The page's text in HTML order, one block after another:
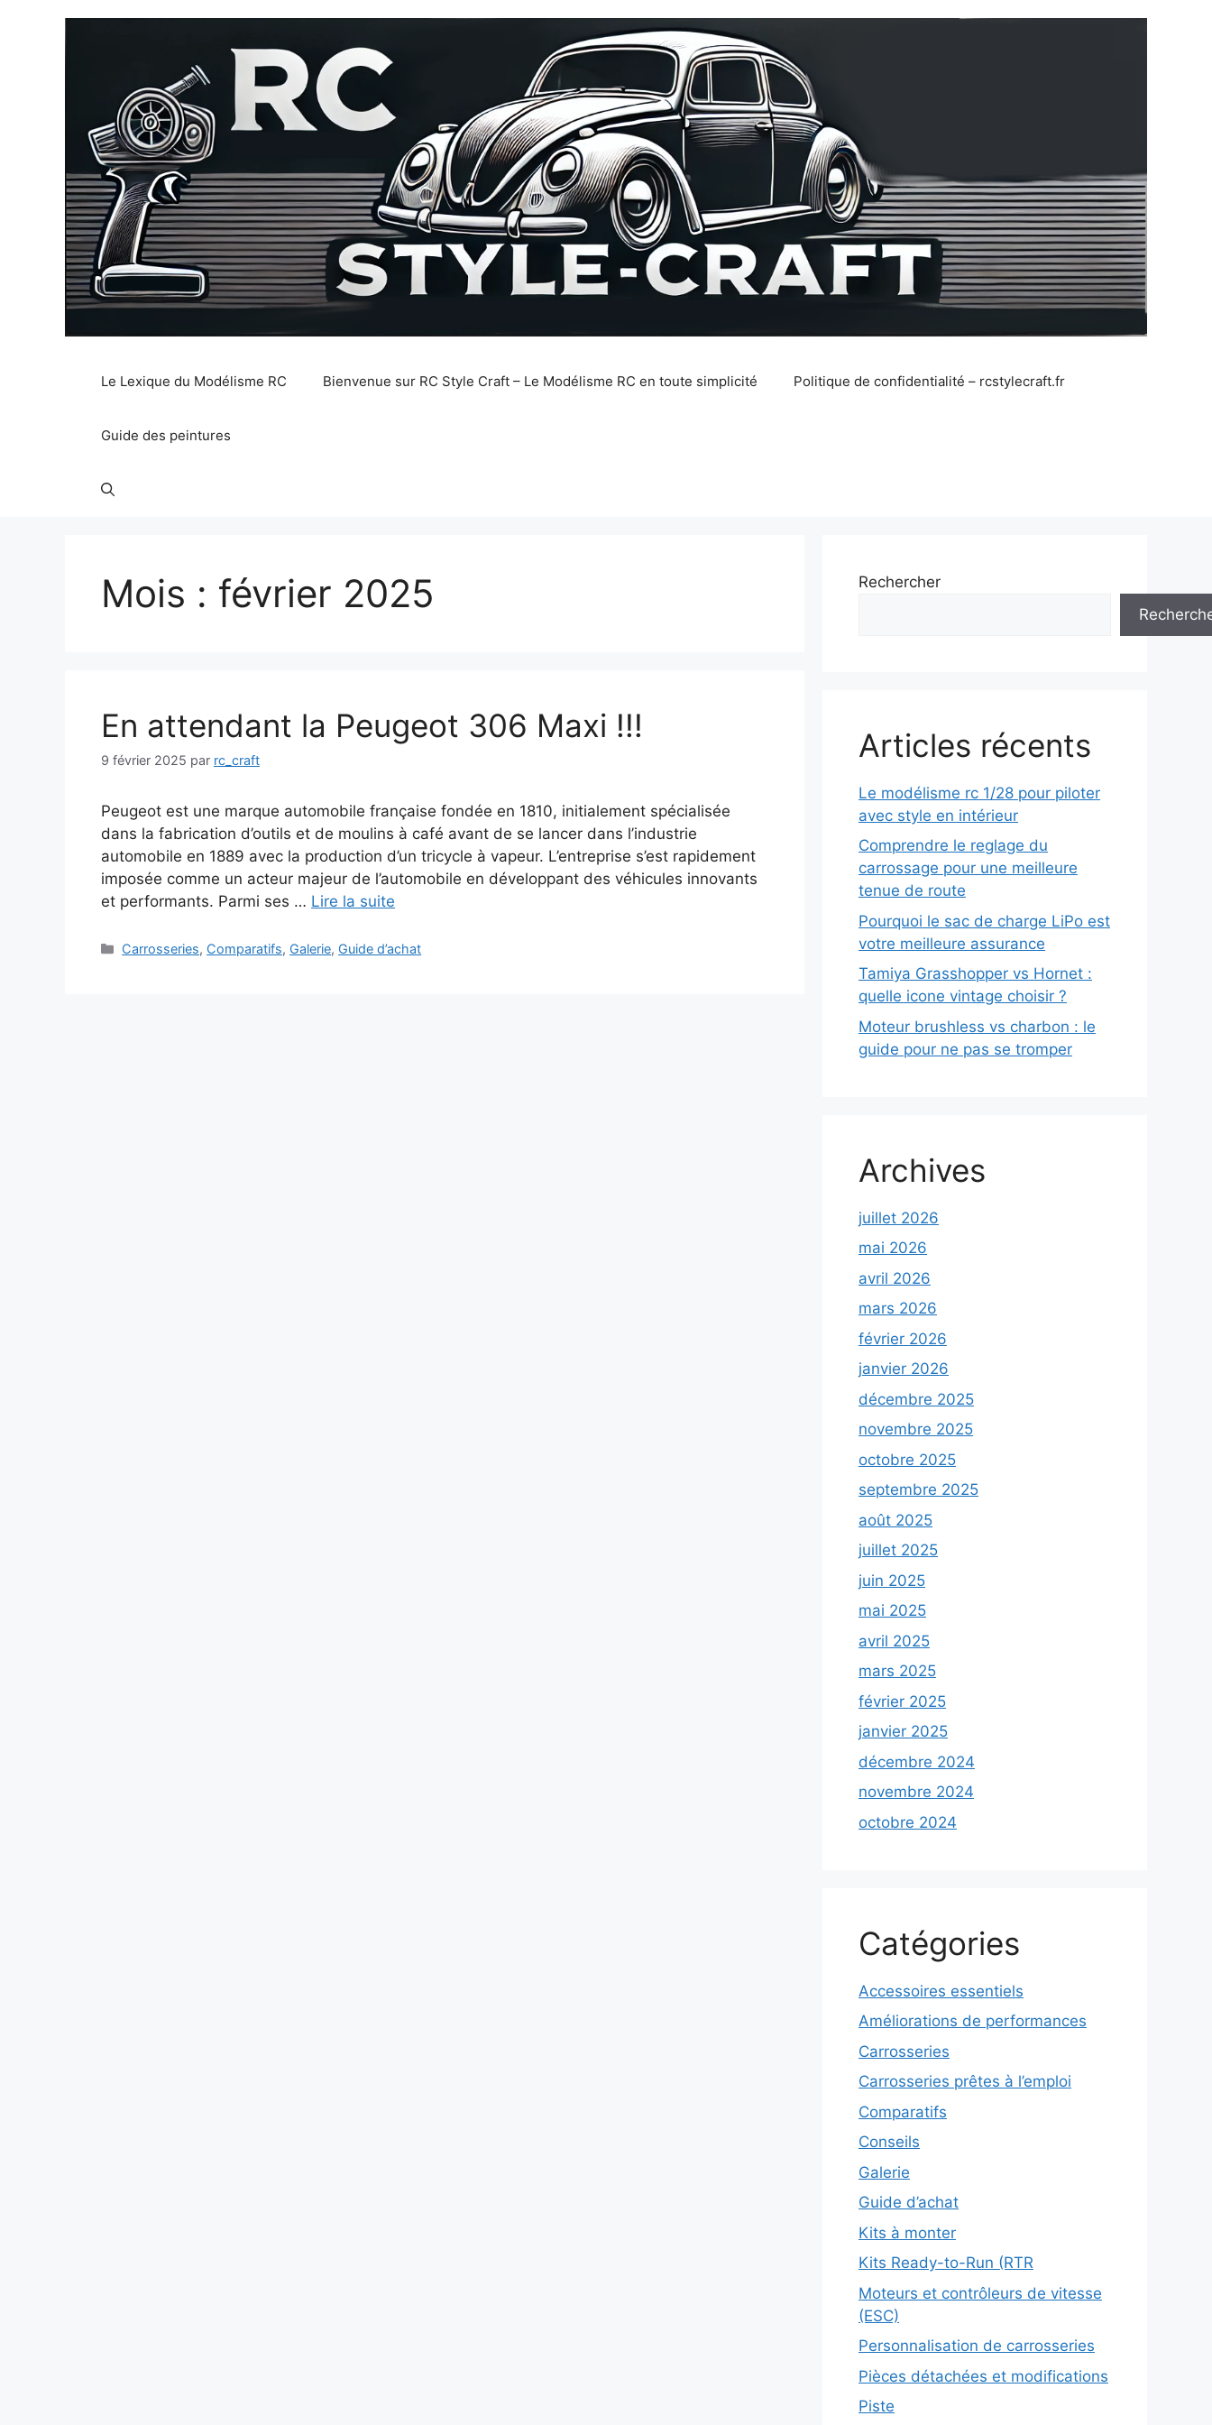
Le Lexique du Modélisme RC Bienvenue sur RC Style Craft – Le Modélisme RC en toute simplicité Politique de confidentialité – rcstylecraft.fr
Guide des peintures
Mois : février 2025
En attendant la Peugeot 306 Maxi !!!
9 février 2025 par rc_craft
Peugeot est une marque automobile française fondée en 1810, initialement spécialisée
dans la fabrication d’outils et de moulins à café avant de se lancer dans l’industrie
automobile en 1889 avec la production d’un tricycle à vapeur. L’entreprise s’est rapidement
imposée comme un acteur majeur de l’automobile en développant des véhicules innovants
et performants. Parmi ses … Lire la suite
Catégories
Carrosseries, Comparatifs, Galerie, Guide d’achat
Rechercher
Articles récents
Le modélisme rc 1/28 pour piloter
avec style en intérieur
Comprendre le reglage du
carrossage pour une meilleure
tenue de route
Pourquoi le sac de charge LiPo est
votre meilleure assurance
Tamiya Grasshopper vs Hornet :
quelle icone vintage choisir ?
Moteur brushless vs charbon : le
guide pour ne pas se tromper
Archives
juillet 2026
mai 2026
avril 2026
mars 2026
février 2026
janvier 2026
décembre 2025
novembre 2025
octobre 2025
septembre 2025
août 2025
juillet 2025
juin 2025
mai 2025
avril 2025
mars 2025
février 2025
janvier 2025
décembre 2024
novembre 2024
octobre 2024
Catégories
Accessoires essentiels
Améliorations de performances
Carrosseries
Carrosseries prêtes à l’emploi
Comparatifs
Conseils
Galerie
Guide d’achat
Kits à monter
Kits Ready-to-Run (RTR
Moteurs et contrôleurs de vitesse
(ESC)
Personnalisation de carrosseries
Pièces détachées et modifications
Piste